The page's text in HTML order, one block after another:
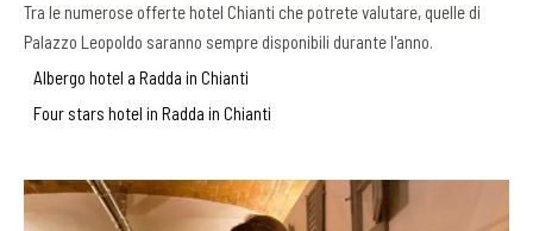
Tra le numerose offerte hotel Chianti che potrete valutare, quelle di
Palazzo Leopoldo saranno sempre disponibili durante l'anno.
Albergo hotel a Radda in Chianti
Four stars hotel in Radda in Chianti